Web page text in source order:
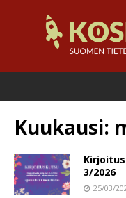
Kuukausi:
3/2026
25/03/